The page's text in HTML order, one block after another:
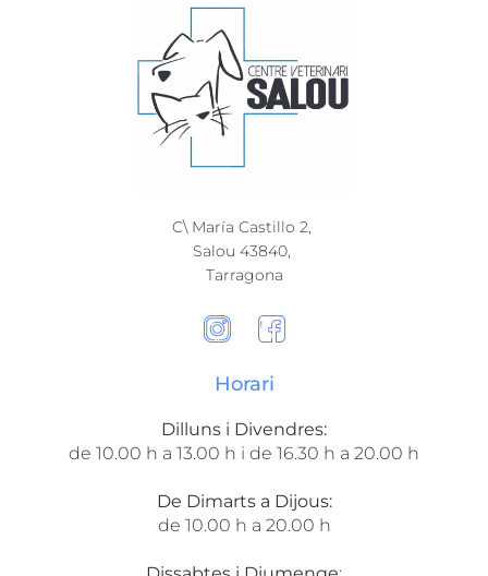
C\ María Castillo 2,
Salou 43840,
Tarragona​
Horari
Dilluns i Divendres:
de 10.00 h a 13.00 h i de 16.30 h a 20.00 h
De Dimarts a Dijous:
de 10.00 h a 20.00 h